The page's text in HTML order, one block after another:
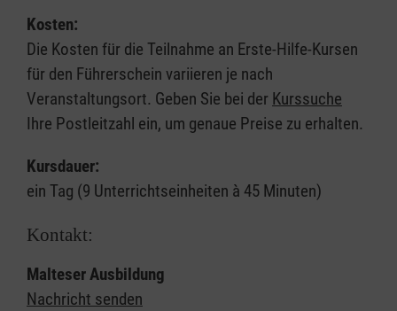
Kosten:
Die Kosten für die Teilnahme an Erste-Hilfe-Kursen
für den Führerschein variieren je nach
Veranstaltungsort. Geben Sie bei der Kurssuche
Ihre Postleitzahl ein, um genaue Preise zu erhalten.
Kursdauer:
ein Tag (9 Unterrichtseinheiten à 45 Minuten)
Kontakt:
Malteser Ausbildung
Nachricht senden